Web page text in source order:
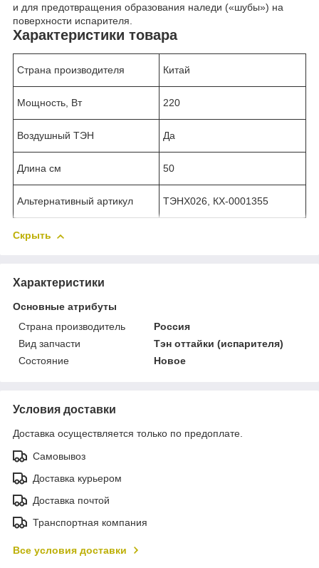
и для предотвращения образования наледи («шубы») на
поверхности испарителя.
Характеристики товара
Страна производителя Китай
Мощность, Вт 220
Воздушный ТЭН Да
Длина см 50
Альтернативный артикул ТЭНХ026, КХ-0001355
Скрыть
Характеристики
Основные атрибуты
Страна производитель
Россия
Вид запчасти
Тэн оттайки (испарителя)
Состояние
Новое
Условия доставки
Доставка осуществляется только по предоплате.
Самовывоз
Доставка курьером
Доставка почтой
Транспортная компания
Все условия доставки